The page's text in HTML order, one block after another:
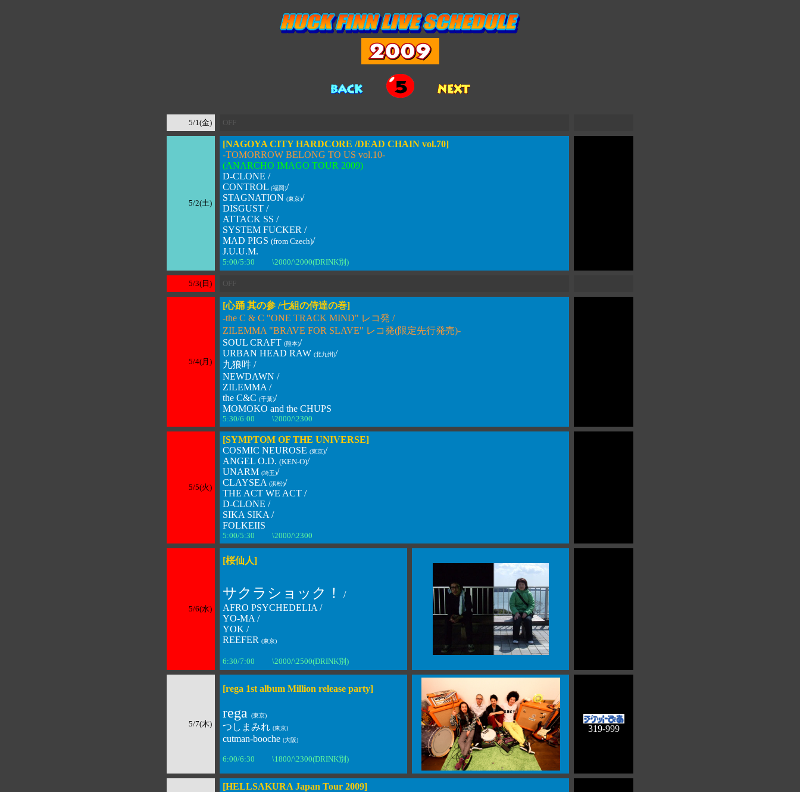
5/1(金) OFF
5/2(土)
[NAGOYA CITY HARDCORE /DEAD CHAIN vol.70]
-TOMORROW BELONG TO US vol.10-
(ANARCHO IMAGO TOUR 2009)
D-CLONE /
CONTROL (福岡)/
STAGNATION (東京)/
DISGUST /
ATTACK SS /
SYSTEM FUCKER /
MAD PIGS (from Czech)/
J.U.U.M.
5:00/5:30 \2000/\2000(DRINK別)
5/3(日) OFF
5/4(月)
[心踊 其の参 /七組の侍達の巻]
-the C & C "ONE TRACK MIND" レコ発 /
ZILEMMA "BRAVE FOR SLAVE" レコ発(限定先行発売)-
SOUL CRAFT (熊本)/
URBAN HEAD RAW (北九州)/
九狼吽 /
NEWDAWN /
ZILEMMA /
the C&C (千葉)/
MOMOKO and the CHUPS
5:30/6:00 \2000/\2300
5/5(火)
[SYMPTOM OF THE UNIVERSE]
COSMIC NEUROSE (東京)/
ANGEL O.D. (KEN-O)/
UNARM (埼玉)/
CLAYSEA (浜松)/
THE ACT WE ACT /
D-CLONE /
SIKA SIKA /
FOLKEIIS
5:00/5:30 \2000/\2300
5/6(水)
[桜仙人]
サクラショック！
/
AFRO PSYCHEDELIA /
YO-MA /
YOK /
REEFER (東京)
6:30/7:00 \2000/\2500(DRINK別)
5/7(木)
[rega 1st album Million release party]
rega (東京)
つしまみれ (東京)
cutman-booche (大阪)
6:00/6:30 \1800/\2300(DRINK別)
319-999
[HELLSAKURA Japan Tour 2009]